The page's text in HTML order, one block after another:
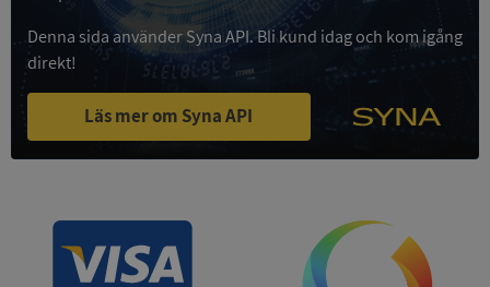
Denna sida använder Syna API. Bli kund idag och kom igång
direkt!
Läs mer om Syna API
Funktioner Oklassificerade
kärnwebbplatsfunktioner som användarinloggning
och kontohantering. Webbplatsen kan inte